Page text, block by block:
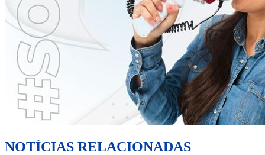
NOTÍCIAS RELACIONADAS